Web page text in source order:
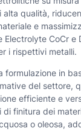
qualità,
e
Electrolyte CoCr e
i rispettivi metalli.
formulazione in
del settore,
efficiente e
di finitura dei
o oleosa,